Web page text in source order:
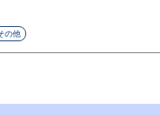
の他